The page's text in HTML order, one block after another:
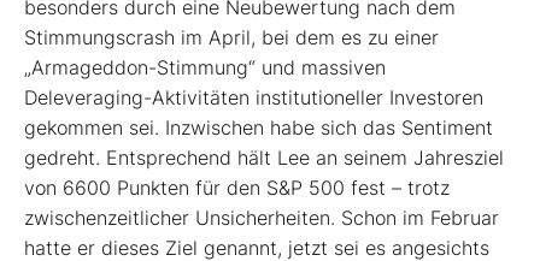
besonders durch eine Neubewertung nach dem
Stimmungscrash im April, bei dem es zu einer
„Armageddon-Stimmung“ und massiven
Deleveraging-Aktivitäten institutioneller Investoren
gekommen sei. Inzwischen habe sich das Sentiment
gedreht. Entsprechend hält Lee an seinem Jahresziel
von 6600 Punkten für den S&P 500 fest – trotz
zwischenzeitlicher Unsicherheiten. Schon im Februar
hatte er dieses Ziel genannt, jetzt sei es angesichts